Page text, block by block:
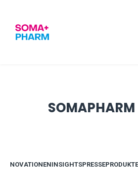
INNOVATIONENINSIGHTSPRESSEPRODUKTE